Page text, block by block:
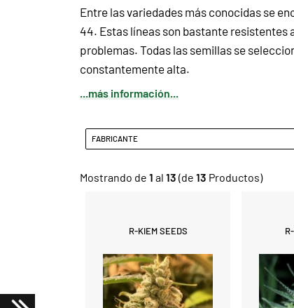
Entre las variedades más conocidas se
44. Estas líneas son bastante resistentes
problemas. Todas las semillas se
constantemente alta.
...más información...
FABRICANTE
Mostrando de 1 al 13 (de 13 Productos)
R-KIEM SEEDS